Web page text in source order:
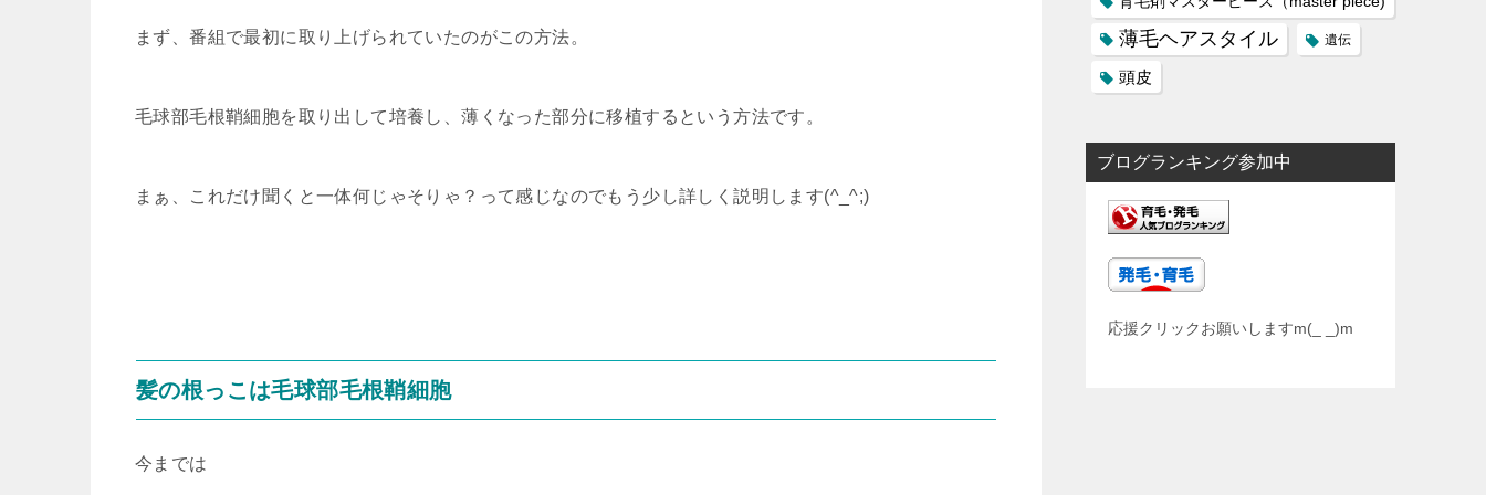
まず、番組で最初に取り上げられていたのがこの方法。
毛球部毛根鞘細胞を取り出して培養し、薄くなった部分に移植するという方法です。
まぁ、これだけ聞くと一体何じゃそりゃ？って感じなのでもう少し詳しく説明します(^_^;)
髪の根っこは毛球部毛根鞘細胞
今までは
薄毛ヘアスタイル 遺伝
頭皮
ブログランキング参加中
応援クリックお願いしますm(_ _)m